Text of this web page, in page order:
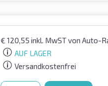
€ 120,55 inkl. MwSTvon Auto-
AUF LAGER
Versandkostenfrei